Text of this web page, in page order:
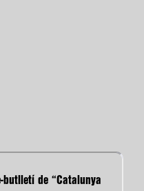
butlletí de “Catalunya